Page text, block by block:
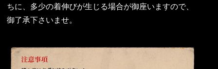
ちに、多少の着伸びが生じる場合が御座いますので、
御了承下さいませ。